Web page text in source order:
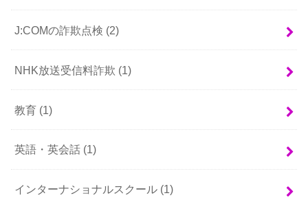
J:COMの詐欺点検 (2)
NHK放送受信料詐欺 (1)
教育 (1)
英語・英会話 (1)
インターナショナルスクール (1)